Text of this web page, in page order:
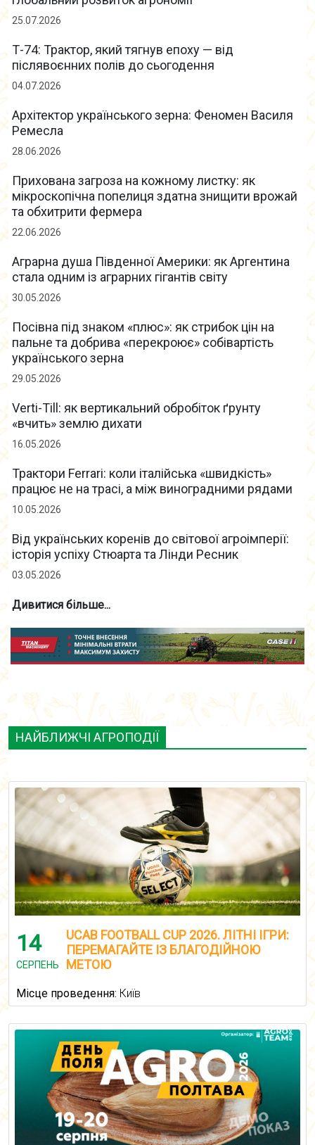
25.07.2026
Т-74: Трактор, який тягнув епоху — від
післявоєнних полів до сьогодення
04.07.2026
Архітектор українського зерна: Феномен Василя
Ремесла
28.06.2026
Прихована загроза на кожному листку: як
мікроскопічна попелиця здатна знищити врожай
та обхитрити фермера
22.06.2026
Аграрна душа Південної Америки: як Аргентина
стала одним із аграрних гігантів світу
30.05.2026
Посівна під знаком «плюс»: як стрибок цін на
пальне та добрива «перекроює» собівартість
українського зерна
29.05.2026
Verti-Till: як вертикальний обробіток ґрунту
«вчить» землю дихати
16.05.2026
Трактори Ferrari: коли італійська «швидкість»
працює не на трасі, а між виноградними рядами
10.05.2026
Від українських коренів до світової агроімперії:
історія успіху Стюарта та Лінди Ресник
03.05.2026
Дивитися більше...
НАЙБЛИЖЧІ АГРОПОДІЇ
14
СЕРПЕНЬ
UCAB FOOTBALL CUP 2026. ЛІТНІ ІГРИ:
ПЕРЕМАГАЙТЕ ІЗ БЛАГОДІЙНОЮ
МЕТОЮ
Місце проведення: Київ